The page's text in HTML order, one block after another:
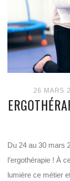
26 MARS
Du 24 au 30 mars
l’ergothérapie ! À
lumière ce métier